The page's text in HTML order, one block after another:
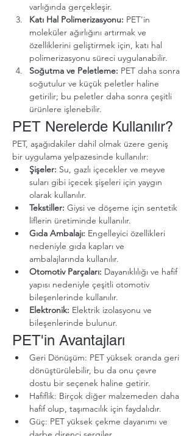
varlığında gerçekleşir.
Katı Hal Polimerizasyonu: PET'in
moleküler ağırlığını artırmak ve
özelliklerini geliştirmek için, katı hal
polimerizasyonu süreci uygulanabilir.
Soğutma ve Peletleme: PET daha sonra
soğutulur ve küçük peletler haline
getirilir; bu peletler daha sonra çeşitli
ürünlere işlenebilir.
PET Nerelerde Kullanılır?
PET, aşağıdakiler dahil olmak üzere geniş
bir uygulama yelpazesinde kullanılır:
Şişeler: Su, gazlı içecekler ve meyve
suları gibi içecek şişeleri için yaygın
olarak kullanılır.
Tekstiller: Giysi ve döşeme için sentetik
liflerin üretiminde kullanılır.
Gıda Ambalajı: Engelleyici özellikleri
nedeniyle gıda kapları ve
ambalajlarında kullanılır.
Otomotiv Parçaları: Dayanıklılığı ve hafif
yapısı nedeniyle çeşitli otomotiv
bileşenlerinde kullanılır.
Elektronik: Elektrik izolasyonu ve
bileşenlerinde bulunur.
PET'in Avantajları
Geri Dönüşüm: PET yüksek oranda geri
dönüştürülebilir, bu da onu çevre
dostu bir seçenek haline getirir.
Hafiflik: Birçok diğer malzemeden daha
hafif olup, taşımacılık için faydalıdır.
Güç: PET yüksek çekme dayanımı ve